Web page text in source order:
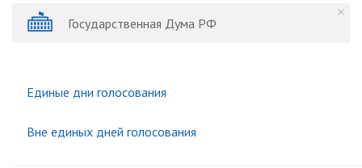
Государственная Дума РФ
Единые дни голосования
Вне единых дней голосования